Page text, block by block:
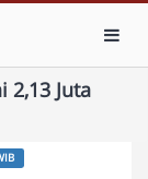
2,13 Juta